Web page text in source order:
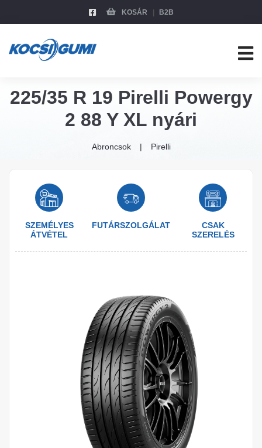
KOSÁR B2B
225/35 R 19 Pirelli Powergy
2 88 Y XL nyári
Abroncsok Pirelli
SZEMÉLYES
ÁTVÉTEL
FUTÁRSZOLGÁLAT
CSAK
SZERELÉS